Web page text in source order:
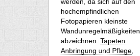
hochempfindlichen
Fotopapieren kleinste
Wandunregelmäßigkeiten
abzeichnen. Tapeten
Anbringung und Pflege